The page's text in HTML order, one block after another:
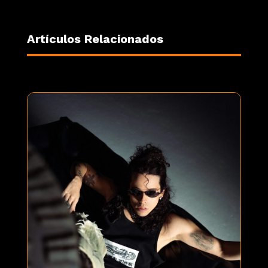
Artículos Relacionados